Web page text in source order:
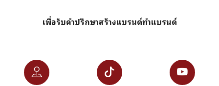
เพื่อรับคำปรึกษาสร้างแบรนด์ทำแบรนด์